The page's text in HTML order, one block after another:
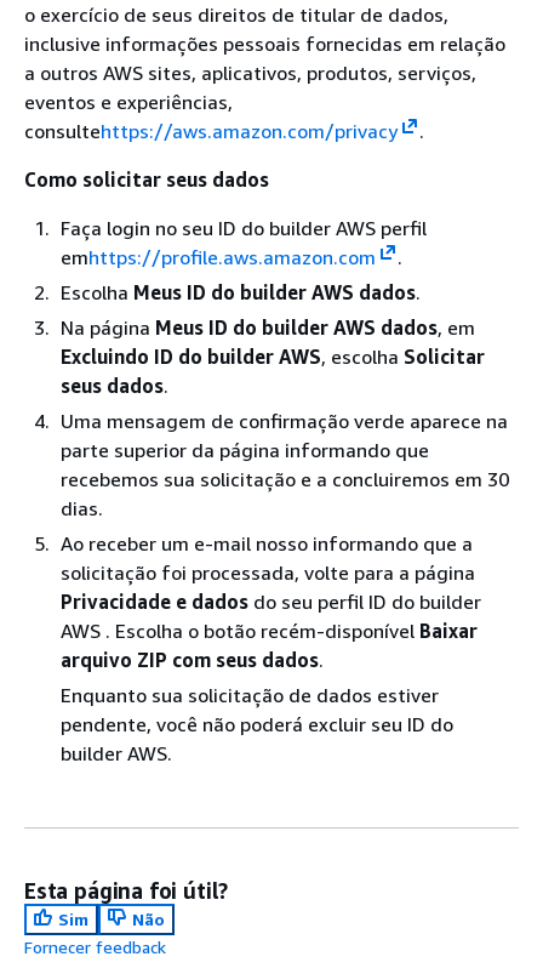
o exercício de seus direitos de titular de dados,
inclusive informações pessoais fornecidas em relação
a outros AWS sites, aplicativos, produtos, serviços,
eventos e experiências,
consultehttps://aws.amazon.com/privacy
.
Como solicitar seus dados
Faça login no seu ID do builder AWS perfil
emhttps://profile.aws.amazon.com
.
Escolha Meus ID do builder AWS dados.
Na página Meus ID do builder AWS dados, em
Excluindo ID do builder AWS, escolha Solicitar
seus dados.
Uma mensagem de confirmação verde aparece na
parte superior da página informando que
recebemos sua solicitação e a concluiremos em 30
dias.
Ao receber um e-mail nosso informando que a
solicitação foi processada, volte para a página
Privacidade e dados do seu perfil ID do builder
AWS . Escolha o botão recém-disponível Baixar
arquivo ZIP com seus dados.
Enquanto sua solicitação de dados estiver
pendente, você não poderá excluir seu ID do
builder AWS.
Esta página foi útil?
Sim
Não
Fornecer feedback